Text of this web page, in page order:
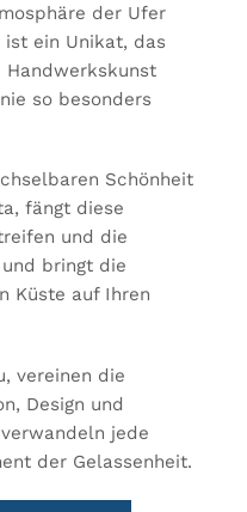
der Ufer
ist ein Unikat, das
Handwerkskunst
so besonders
Schönheit
fängt diese
und die
bringt die
Küste auf Ihren
vereinen die
Design und
jede
der Gelassenheit.